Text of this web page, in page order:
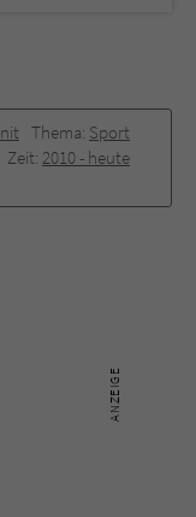
Thema: Sport
Zeit: 2010 -­ heute